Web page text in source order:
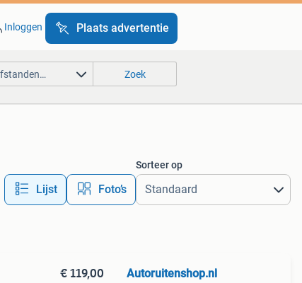
Inloggen Plaats advertentie
Zoek
Lijst Foto’s
Sorteer op
€ 119,00 Autoruitenshop.nl